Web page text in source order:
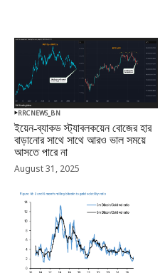
RRCNEWS_BN
ইয়েন-ব্যাকড স্ট্যাবলকয়েন বোজের হার
বাড়ানোর সাথে সাথে আরও ভাল সময়ে
আসতে পারে না
August 31, 2025
RRCNEWS_BN